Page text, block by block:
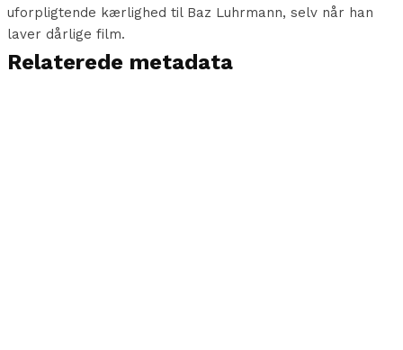
uforpligtende kærlighed til Baz Luhrmann, selv når han
laver dårlige film.
Relaterede metadata